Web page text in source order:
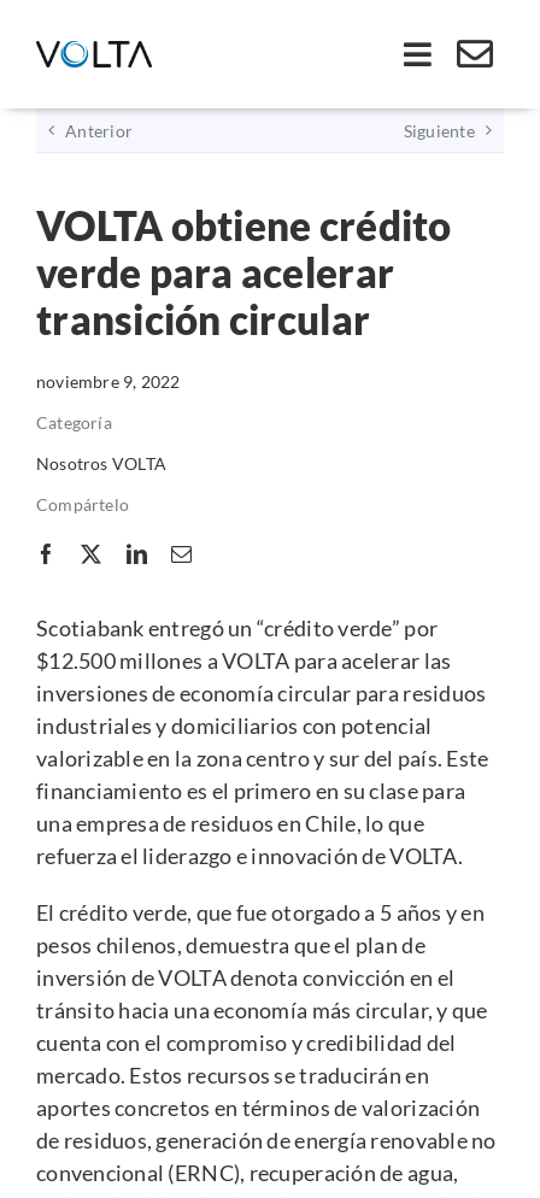
Toggle
Inicio
Somos VOLTA
Soluciones
Ley REP
Productos
Anterior Siguiente
VOLTA obtiene crédito
verde para acelerar
transición circular
noviembre 9, 2022
Categoría
Nosotros VOLTA
Compártelo
Scotiabank entregó un “crédito verde” por
$12.500 millones a VOLTA para acelerar las
inversiones de economía circular para residuos
industriales y domiciliarios con potencial
valorizable en la zona centro y sur del país. Este
financiamiento es el primero en su clase para
una empresa de residuos en Chile, lo que
refuerza el liderazgo e innovación de VOLTA.
El crédito verde, que fue otorgado a 5 años y en
pesos chilenos, demuestra que el plan de
inversión de VOLTA denota convicción en el
tránsito hacia una economía más circular, y que
cuenta con el compromiso y credibilidad del
mercado. Estos recursos se traducirán en
aportes concretos en términos de valorización
de residuos, generación de energía renovable no
convencional (ERNC), recuperación de agua,